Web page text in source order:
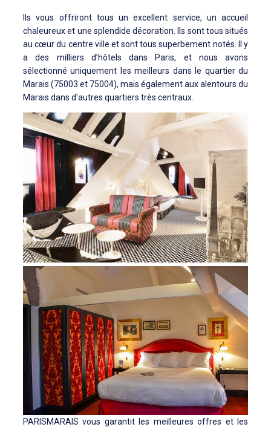
Ils vous offriront tous un excellent service, un accueil
chaleureux et une splendide décoration. Ils sont tous situés
au cœur du centre ville et sont tous superbement notés. Il y
a des milliers d’hôtels dans Paris, et nous avons
sélectionné uniquement les meilleurs dans le quartier du
Marais (75003 et 75004), mais également aux alentours du
Marais dans d'autres quartiers très centraux.
PARISMARAIS vous garantit les meilleures offres et les